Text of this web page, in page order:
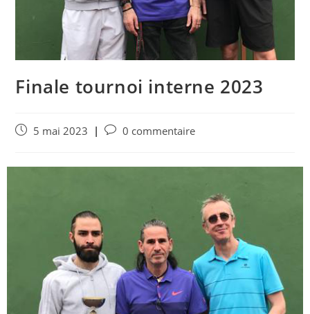
Finale tournoi interne 2023
Publication
5 mai 2023
Commentaires
0 commentaire